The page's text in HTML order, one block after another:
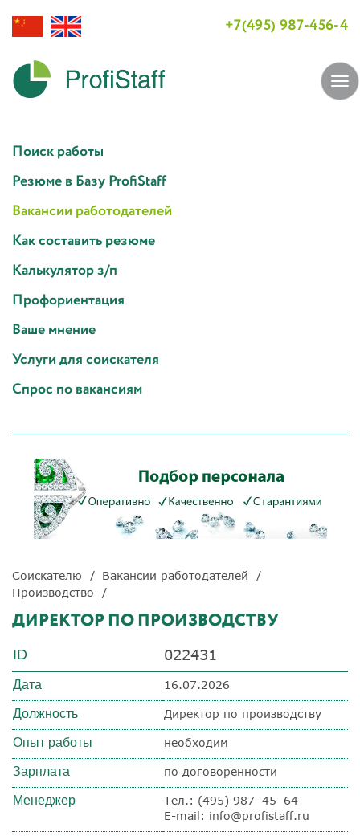
+7(495) 987-456-4
Поиск работы
Резюме в Базу ProfiStaff
Вакансии работодателей
Как составить резюме
Калькулятор з/п
Профориентация
Ваше мнение
Услуги для соискателя
Спрос по вакансиям
Соискателю
Вакансии работодателей
Производство
ДИРЕКТОР ПО ПРОИЗВОДСТВУ
ID 022431
Дата 16.07.2026
Должность Директор по производству
Опыт работы необходим
Зарплата по договоренности
Менеджер
Тел.: (495) 987–45–64
E-mail: info@profistaff.ru